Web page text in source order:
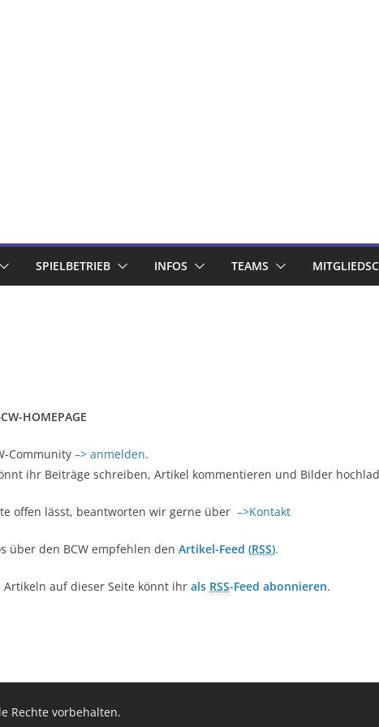
SPIELBETRIEB INFOS TEAMS
HOMEPAGE
Community –> anmelden.
ihr Beiträge schreiben, Artikel kommentieren und Bilder
offen lässt, beantworten wir gerne über –>Kontakt
über den BCW empfehlen den Artikel-Feed (RSS).
Artikeln auf dieser Seite könnt ihr als RSS-Feed abonnieren.
Rechte vorbehalten.